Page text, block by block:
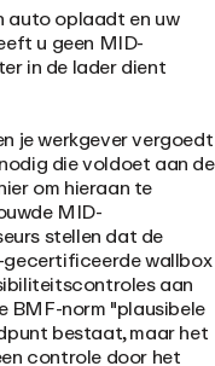
auto oplaadt en uw
u geen MID-
in de lader dient
je werkgever vergoedt
die voldoet aan de
om hieraan te
MID-
stellen dat de
gecertificeerde wallbox
aan
BMF-norm "plausibele
bestaat, maar het
controle door het